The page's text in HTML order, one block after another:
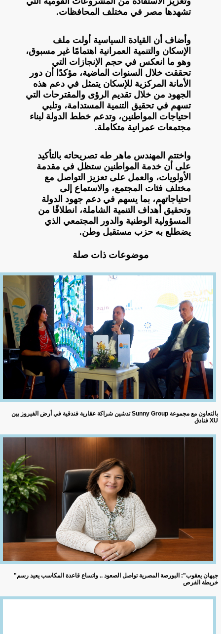
تشهدها مصر في مختلف المحافظات.
وأضاف أن القيادة السياسية أولت ملف
الإسكان والتنمية العمرانية اهتمامًا غير مسبوق،
وهو ما انعكس في حجم الإنجازات التي
تحققت خلال السنوات الماضية، مؤكدًا أن دور
الأمانة المركزية للإسكان يتمثل في دعم هذه
الجهود من خلال تقديم الرؤى والمقترحات التي
تسهم في تحقيق التنمية المستدامة، وتلبي
احتياجات المواطنين، وتدعم خطط الدولة لبناء
مجتمعات عمرانية متكاملة.
واختتم المهندس ماهر طه تصريحاته بالتأكيد
على أن خدمة المواطنين ستظل في مقدمة
الأولويات، والعمل على تعزيز التواصل مع
مختلف فئات المجتمع، والاستماع إلى
احتياجاتهم، بما يسهم في دعم جهود الدولة
وتحقيق أهداف التنمية الشاملة، انطلاقًا من
المسؤولية الوطنية والدور المجتمعي الذي
يضطلع به حزب مستقبل وطن.
موضوعات ذات صلة
تدشين شراكة عقارية فندقية في أرض الفيروز بين Sunny Group بالتعاون مع مجموعة
فنادق XU
"جيهان يعقوب": البورصة المصرية تواصل الصعود .. واتساع قاعدة المكاسب يعيد رسم
خريطة الفرص